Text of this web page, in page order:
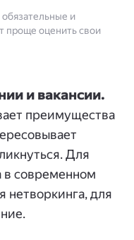
и
проще оценить свои
и вакансии.
преимущества
Для
в современном
нетворкинга, для